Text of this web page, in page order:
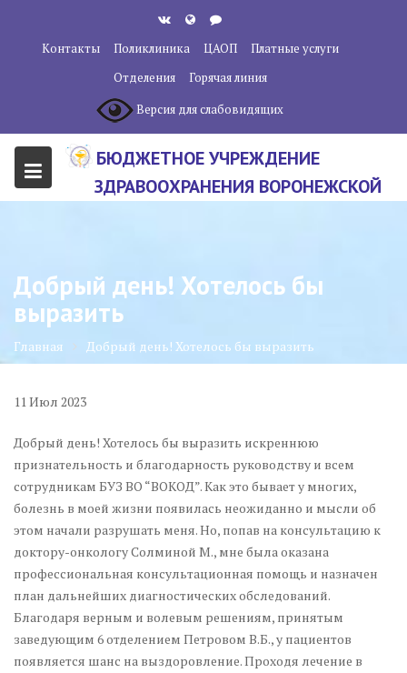
содержанию
Контакты Поликлиника ЦАОП
Платные услуги
Отделения
Горячая линия
Версия для слабовидящих
БЮДЖЕТНОЕ УЧРЕЖДЕНИЕ
ЗДРАВООХРАНЕНИЯ ВОРОНЕЖСКОЙ
КЛИНИЧЕСКИЙ ОНКОЛОГИЧЕСКИЙ
ЦЕНТР"
Добрый день! Хотелось бы
выразить
Главная Добрый день! Хотелось бы выразить
11Июл 2023
Добрый день! Хотелось бы выразить искреннюю
признательность и благодарность руководству и всем
сотрудникам БУЗ ВО “ВОКОД”. Как это бывает у многих,
болезнь в моей жизни появилась неожиданно и мысли об
этом начали разрушать меня. Но, попав на консультацию к
доктору-онкологу Солминой М., мне была оказана
профессиональная консультационная помощь и назначен
план дальнейших диагностических обследований.
Благодаря верным и волевым решениям, принятым
заведующим 6 отделением Петровом В.Б., у пациентов
появляется шанс на выздоровление. Проходя лечение в